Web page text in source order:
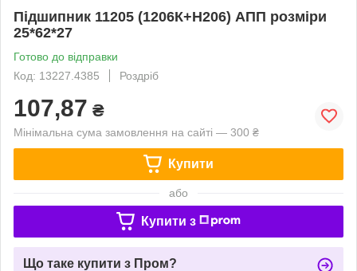
Підшипник 11205 (1206К+Н206) АПП розміри
25*62*27
Готово до відправки
Код: 13227.4385
Роздріб
107,87 ₴
Мінімальна сума замовлення на сайті — 300 ₴
Купити
або
Купити з
Що таке купити з Пром?